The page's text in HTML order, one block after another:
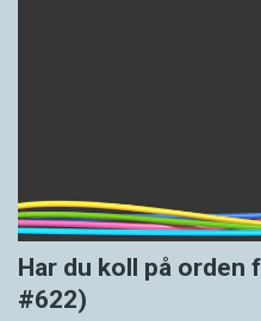
Har du koll på orden
#622)